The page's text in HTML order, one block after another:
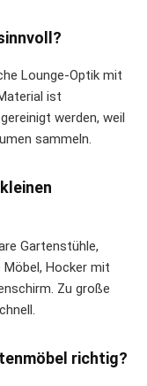
Lounge-Optik mit
ist
werden, weil
sammeln.
Gartenstühle,
Hocker mit
Zu große
richtig?